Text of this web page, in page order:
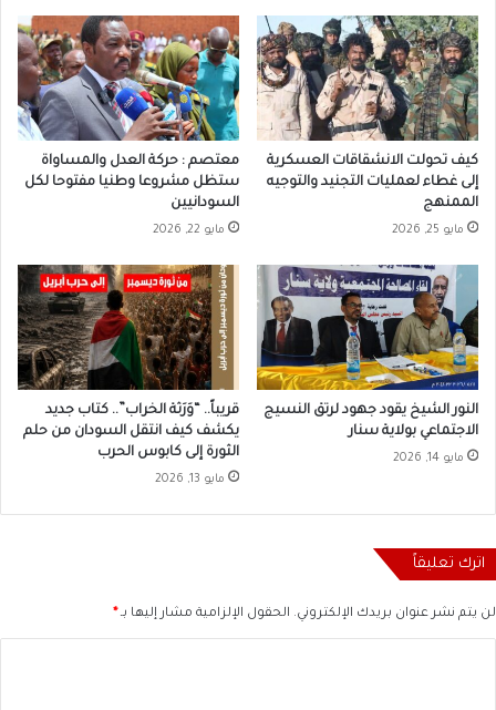
كيف تحولت الانشقاقات العسكرية
إلى غطاء لعمليات التجنيد والتوجيه
الممنهج
مايو 25, 2026
معتصم : حركة العدل والمساواة
ستظل مشروعا وطنيا مفتوحا لكل
السودانيين
مايو 22, 2026
النور الشيخ يقود جهود لرتق النسيج
الاجتماعي بولاية سنار
مايو 14, 2026
قريباً.. “وَرَثة الخراب”.. كتاب جديد
يكشف كيف انتقل السودان من حلم
الثورة إلى كابوس الحرب
مايو 13, 2026
اترك تعليقاً
لن يتم نشر عنوان بريدك الإلكتروني. الحقول الإلزامية مشار إليها بـ *